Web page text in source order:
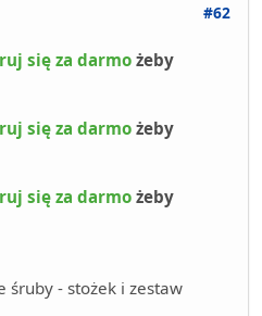
#62
się za darmożeby
się za darmożeby
się za darmożeby
śruby - stożek i zestaw